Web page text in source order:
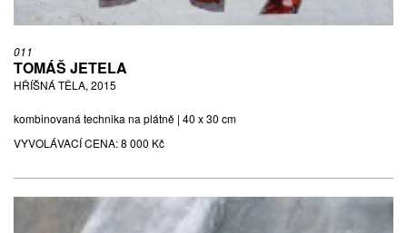
011
TOMÁŠ JETELA
HŘÍŠNÁ TĚLA, 2015
kombinovaná technika na plátně | 40 x 30 cm
VYVOLÁVACÍ CENA:8 000 Kč